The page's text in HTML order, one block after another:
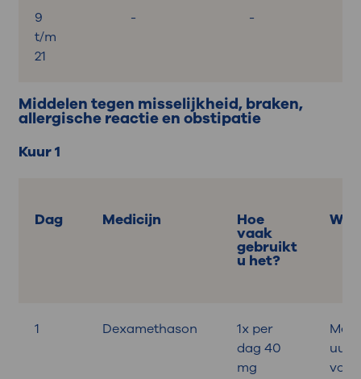
9
t/m
21
- -
Middelen tegen misselijkheid, braken,
allergische reactie en obstipatie
Kuur 1
Dag Medicijn Hoe
vaak
gebruikt
u het?
1 Dexamethason
1x per
dag 40
mg
uur